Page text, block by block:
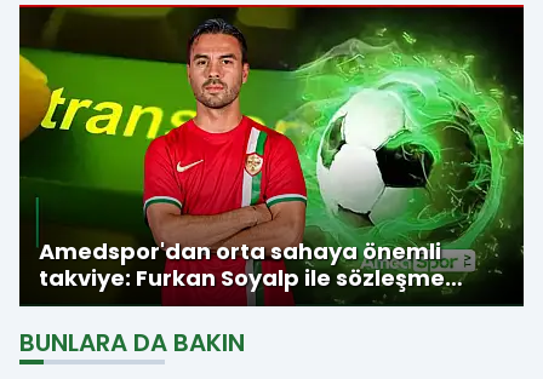
Amedspor'dan orta sahaya önemli
takviye: Furkan Soyalp ile sözleşme
imzalandı
BUNLARA DA BAKIN